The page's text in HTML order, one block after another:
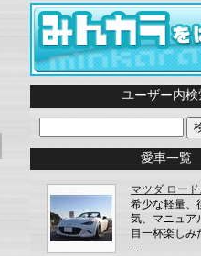
ユーザー内検
愛車一覧
マツダ ロー
希少な軽量、
気、マニュア
目一杯楽しみ
...